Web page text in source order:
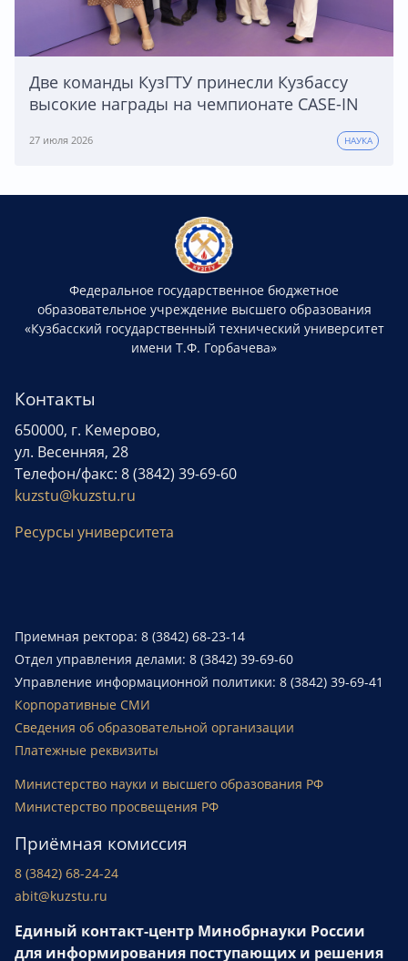
Две команды КузГТУ принесли Кузбассу
высокие награды на чемпионате CASE-IN
27 июля 2026 НАУКА
Федеральное государственное бюджетное
образовательное учреждение высшего образования
«Кузбасский государственный технический университет
имени Т.Ф. Горбачева»
Контакты
650000, г. Кемерово,
ул. Весенняя, 28
Телефон/факс: 8 (3842) 39-69-60
kuzstu@kuzstu.ru
Ресурсы университета
Приемная ректора: 8 (3842) 68-23-14
Отдел управления делами: 8 (3842) 39-69-60
Управление информационной политики: 8 (3842) 39-69-41
Корпоративные СМИ
Сведения об образовательной организации
Платежные реквизиты
Министерство науки и высшего образования РФ
Министерство просвещения РФ
Приёмная комиссия
8 (3842) 68-24-24
abit@kuzstu.ru
Единый контакт-центр Минобрнауки России
для информирования поступающих и решения